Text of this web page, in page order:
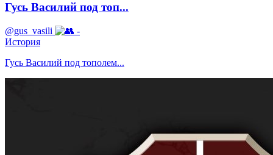
Гусь Василий под топ...
@gus_vasili
-
История
Гусь Василий под тополем...